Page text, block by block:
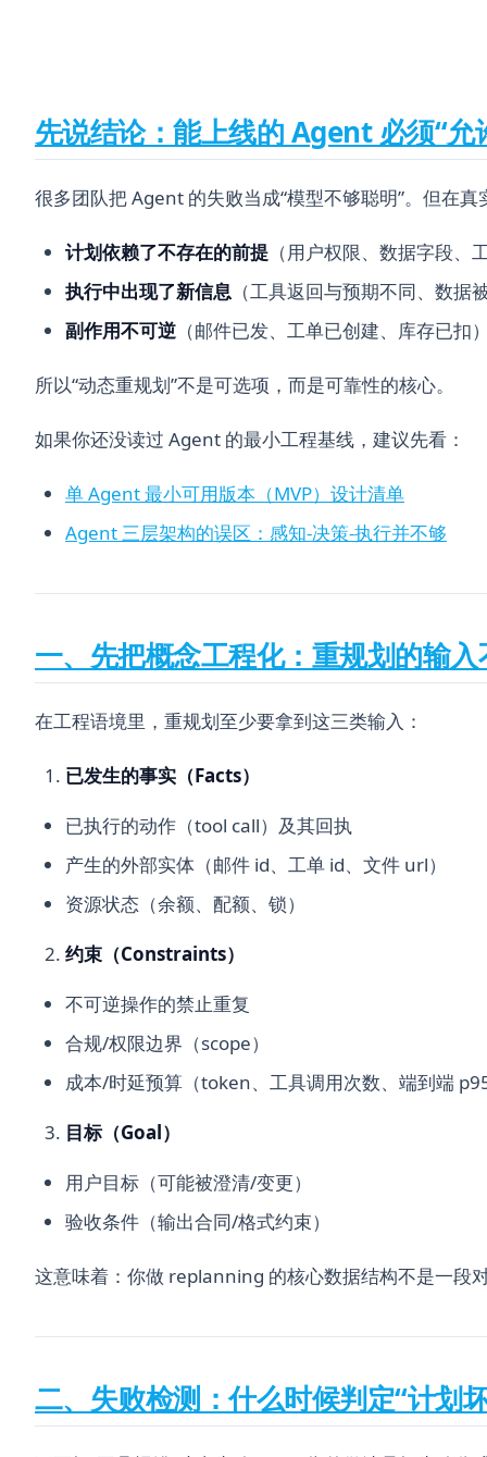
先说结论：能上线的 Agent 必须“允
很多团队把 Agent 的失败当成“模型不够聪明”。但在
计划依赖了不存在的前提 （用户权限、数据字段、
执行中出现了新信息 （工具返回与预期不同、数据
副作用不可逆 （邮件已发、工单已创建、库存已扣
所以“动态重规划”不是可选项，而是可靠性的核心。
如果你还没读过 Agent 的最小工程基线，建议先看：
单 Agent 最小可用版本（MVP）设计清单
Agent 三层架构的误区：感知-决策-执行并不够
一、先把概念工程化：重规划的输
在工程语境里，重规划至少要拿到这三类输入：
已发生的事实（Facts）
已执行的动作（tool call）及其回执
产生的外部实体（邮件 id、工单 id、文件 url）
资源状态（余额、配额、锁）
约束（Constraints）
不可逆操作的禁止重复
合规/权限边界（scope）
成本/时延预算（token、工具调用次数、端到端
目标（Goal）
用户目标（可能被澄清/变更）
验收条件（输出合同/格式约束）
这意味着：你做 replanning 的核心数据结构不是一段
二、失败检测：什么时候判定“计划